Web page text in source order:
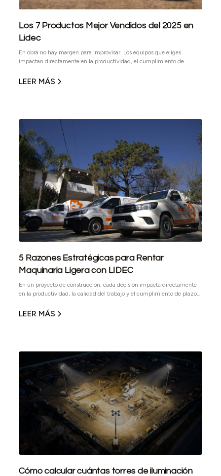
Los 7 Productos Mejor Vendidos del 2025 en
Lidec
En obra no hay margen para improvisar. Los equipos que eliges
impactan directamente en la productividad, el cumplimiento de
desempeño de 2025 y reunimos los 7 equipos mejor vendidos del año:
LEER MÁS
5 Razones Estratégicas para Rentar
Maquinaria Ligera con LIDEC
En un proyecto de construcción, cada decisión impacta directamente
en la productividad, la calidad del trabajo y el cumplimiento de plazos.
asegurar un flujo de trabajo constante y seguro. Pero no basta con
LEER MÁS
Cómo calcular cuántas torres de iluminación